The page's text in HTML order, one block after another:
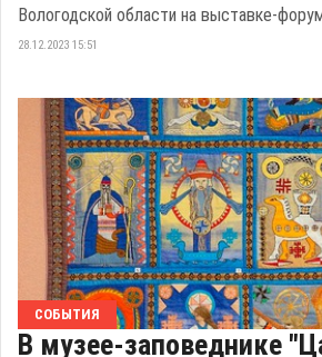
Вологодской области на выставке-
28.12.2023 15:51
СОБЫТИЯ
В музее-заповеднике